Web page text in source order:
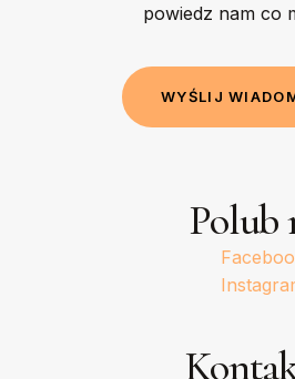
powiedz nam co
WYŚLI J WIADO
Polub